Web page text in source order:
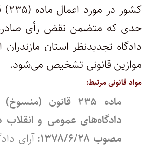
حدی که متضمن نقض رأی
دادگاه تجدیدنظر استان
موازین قانونی تشخیص می‌شود.
مواد قانونی مرتبط:
ماده ۲۳۵ قانون
دادگاه‌های عمومی و انقلاب
مصوب ۱۳۷۸/۶/۲۸:
آرای